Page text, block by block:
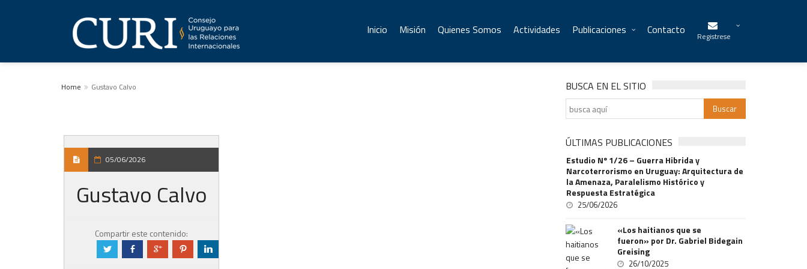
Inicio Misión Quienes Somos Actividades Publicaciones Contacto Registrese
Home Gustavo Calvo
05/06/2026
Gustavo Calvo
Compartir este contenido:
a b c d j
BUSCA EN EL SITIO
ÚLTIMAS PUBLICACIONES
Estudio Nº 1/26 – Guerra Hibrida y
Narcoterrorismo en Uruguay: Arquitectura de
la Amenaza, Paralelismo Histórico y
Respuesta Estratégica
25/06/2026
«Los haitianos que se
fueron» por Dr. Gabriel Bidegain
Greising
26/10/2025